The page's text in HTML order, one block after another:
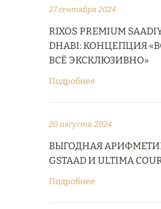
27 сентября 2024
RIXOS PREMIUM
DHABI: КОНЦЕПЦИЯ
ВСЁ ЭКСКЛЮЗИВНО»
Подробнее
20 августа 2024
ВЫГОДНАЯ
GSTAAD И ULTIMA
Подробнее